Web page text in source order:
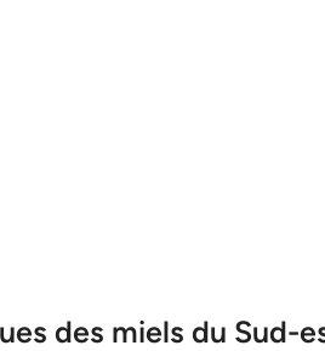
des miels du Sud-